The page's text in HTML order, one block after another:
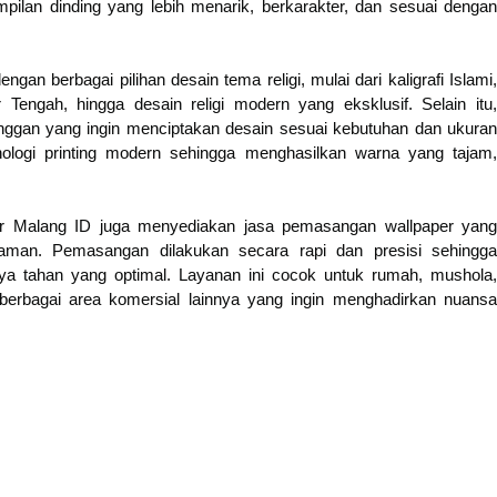
dinding yang lebih menarik, berkarakter, dan sesuai dengan
berbagai pilihan desain tema religi, mulai dari kaligrafi Islami,
hingga desain religi modern yang eksklusif. Selain itu,
yang ingin menciptakan desain sesuai kebutuhan dan ukuran
printing modern sehingga menghasilkan warna yang tajam,
ID juga menyediakan jasa pemasangan wallpaper yang
Pemasangan dilakukan secara rapi dan presisi sehingga
tahan yang optimal. Layanan ini cocok untuk rumah, mushola,
area komersial lainnya yang ingin menghadirkan nuansa